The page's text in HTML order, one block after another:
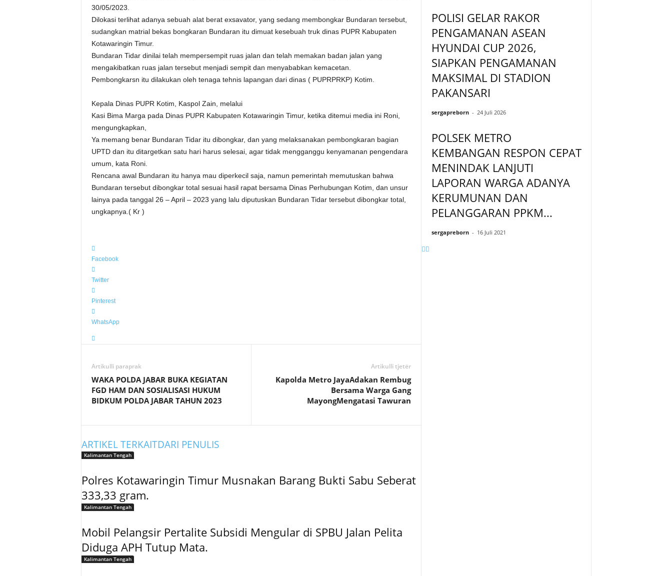
30/05/2023.
Dilokasi terlihat adanya sebuah alat berat exsavator, yang sedang membongkar Bundaran tersebut,
sudangkan matrial bekas bongkaran Bundaran itu dimuat kesebuah truk dinas PUPR Kabupaten
Kotawaringin Timur.
Bundaran Tidar dinilai telah mempersempit ruas jalan dan telah memakan badan jalan yang
mengakibatkan ruas jalan tersebut menjadi sempit dan menyababkan kemacetan.
Pembongkarsn itu dilakukan oleh tenaga tehnis lapangan dari dinas ( PUPRPRKP) Kotim.
Kepala Dinas PUPR Kotim, Kaspol Zain, melalui
Kasi Bima Marga pada Dinas PUPR Kabupaten Kotawaringin Timur, ketika ditemui media ini Roni,
mengungkapkan,
Ya memang benar Bundaran Tidar itu dibongkar, dan yang melaksanakan pembongkaran bagian
UPTD dan itu ditargetkan satu hari harus selesai, agar tidak mengganggu kenyamanan pengendara
umum, kata Roni.
Rencana awal Bundaran itu hanya mau diperkecil saja, namun pemerintah memutuskan bahwa
Bundaran tersebut dibongkar total sesuai hasil rapat bersama Dinas Perhubungan Kotim, dan unsur
lainya pada tanggal 26 – April – 2023 yang lalu diputuskan Bundaran Tidar tersebut dibongkar total,
ungkapnya.( Kr )
Facebook
Twitter
Pinterest
WhatsApp
Artikulli paraprak
WAKA POLDA JABAR BUKA KEGIATAN
FGD HAM DAN SOSIALISASI HUKUM
BIDKUM POLDA JABAR TAHUN 2023
Artikulli tjetër
Kapolda Metro JayaAdakan Rembug
Bersama Warga Gang
MayongMengatasi Tawuran
ARTIKEL TERKAITDARI PENULIS
Kalimantan Tengah
Polres Kotawaringin Timur Musnakan Barang Bukti Sabu Seberat
333,33 gram.
Kalimantan Tengah
Mobil Pelangsir Pertalite Subsidi Mengular di SPBU Jalan Pelita
Diduga APH Tutup Mata.
Kalimantan Tengah
POLISI GELAR RAKOR
PENGAMANAN ASEAN
HYUNDAI CUP 2026,
SIAPKAN PENGAMANAN
MAKSIMAL DI STADION
PAKANSARI
sergapreborn - 24 Juli 2026
POLSEK METRO
KEMBANGAN RESPON CEPAT
MENINDAK LANJUTI
LAPORAN WARGA ADANYA
KERUMUNAN DAN
PELANGGARAN PPKM...
sergapreborn - 16 Juli 2021